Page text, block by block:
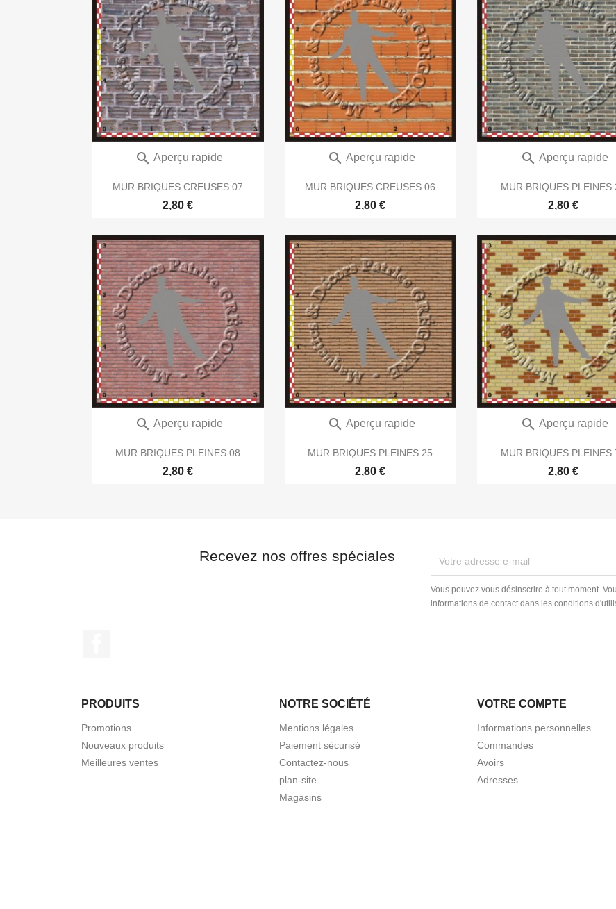
MUR BRIQUES CREUSES 07
2,80 €
 Aperçu rapide
MUR BRIQUES CREUSES 06
2,80 €
 Aperçu rapide
MUR BRIQUES PLEINES
2,80 €
 Aperçu rapide
MUR BRIQUES PLEINES 08
2,80 €
 Aperçu rapide
MUR BRIQUES PLEINES 25
2,80 €
 Aperçu rapide
MUR BRIQUES PLEINES
2,80 €
 Aperçu rapide
Recevez nos offres spéciales
Vous pouvez vous désinscrire à tout moment.
informations de contact dans les conditions
PRODUITS
Promotions
Nouveaux produits
Meilleures ventes
NOTRE SOCIÉTÉ
Mentions légales
Paiement sécurisé
Contactez-nous
plan-site
Magasins
VOTRE COMPTE
Informations personnelles
Commandes
Avoirs
Adresses